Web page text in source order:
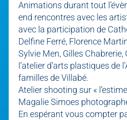
Animations durant tout
end rencontres avec les
avec la participation de
Delfine Ferré, Florence
Sylvie Men, Gilles
l’atelier d’arts plastiques de
familles de Villabé.
Atelier shooting sur «
Magalie Simoes
En espérant vous compter